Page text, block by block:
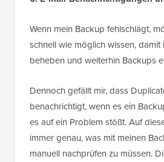
Wenn mein Backup fehlschlägt,
schnell wie möglich wissen,
beheben und weiterhin Backups
Dennoch gefällt mir, dass
benachrichtigt, wenn es ein
es auf ein Problem stößt. Auf
immer genau, was mit meinen
manuell nachprüfen zu müssen.